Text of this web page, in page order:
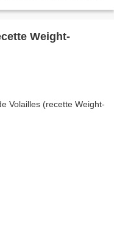
Weight-